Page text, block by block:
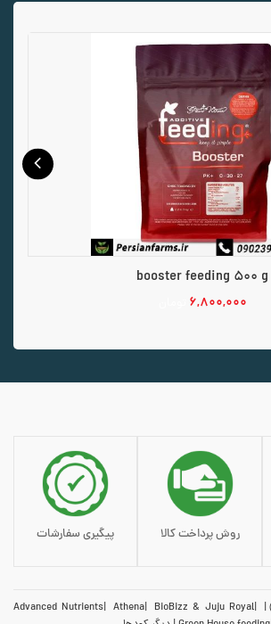
booster feeding 500 g
۶,۸۰۰,۰۰۰
افزودن به سبد خرید
روش پرداخت کالا پیگیری سفارشات
Advanced Nutrients Athena
BioBizz & Juju Royal